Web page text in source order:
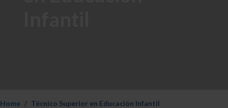
Home Técnico Superior en Educación Infantil